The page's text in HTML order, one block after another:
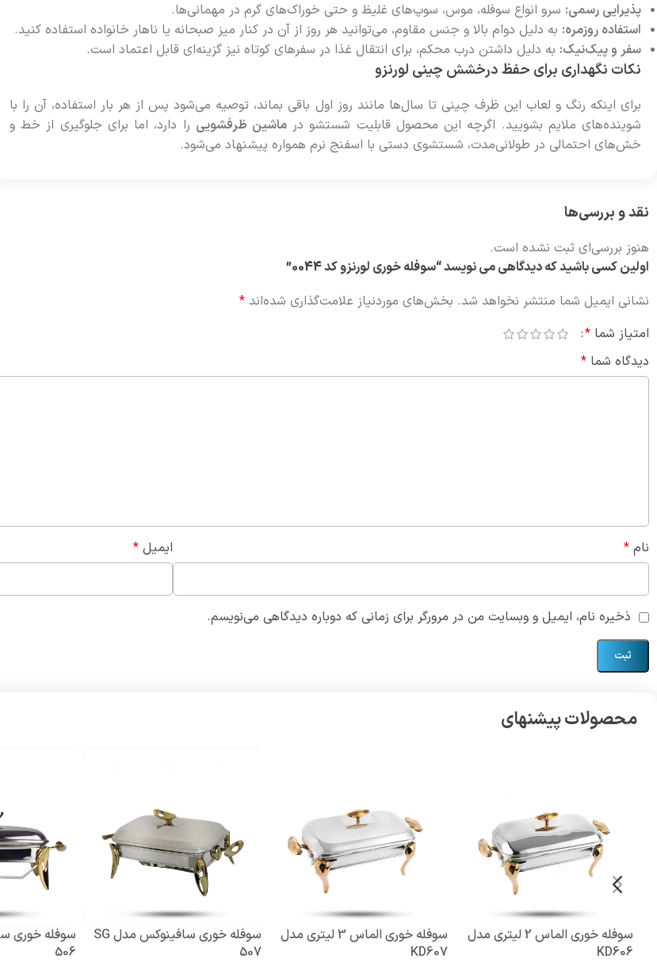
پذیرایی رسمی: سرو انواع سوفله، موس، سوپ‌های غلیظ و حتی خوراک‌های گرم در مهمانی‌ها.
استفاده روزمره: به دلیل دوام بالا و جنس مقاوم، می‌توانید هر روز از آن در کنار میز صبحانه یا ناهار خانواده استفاده کنید.
سفر و پیک‌نیک: به دلیل داشتن درب محکم، برای انتقال غذا در سفرهای کوتاه نیز گزینه‌ای قابل اعتماد است.
نکات نگهداری برای حفظ درخشش چینی لورنزو
برای اینکه رنگ و لعاب این ظرف چینی تا سال‌ها مانند روز اول باقی بماند، توصیه می‌شود پس از هر بار استفاده، آن را با
شوینده‌های ملایم بشویید. اگرچه این محصول قابلیت شستشو در ماشین ظرفشویی را دارد، اما برای جلوگیری از خط و
خش‌های احتمالی در طولانی‌مدت، شستشوی دستی با اسفنج نرم همواره پیشنهاد می‌شود.
نقد و بررسی‌ها
هنوز بررسی‌ای ثبت نشده است.
اولین کسی باشید که دیدگاهی می نویسد “سوفله خوری لورنزو کد 0044”
نشانی ایمیل شما منتشر نخواهد شد. بخش‌های موردنیاز علامت‌گذاری شده‌اند *
امتیاز شما *
دیدگاه شما *
نام * ایمیل *
ذخیره نام، ایمیل و وبسایت من در مرورگر برای زمانی که دوباره دیدگاهی می‌نویسم.
محصولات پیشنهای
سوفله خوری الماس 2 لیتری مدل
KD606
سوفله خوری الماس 3 لیتری مدل
KD607
سوفله خوری سافینوکس مدل SG
507
سوفله خوری
506